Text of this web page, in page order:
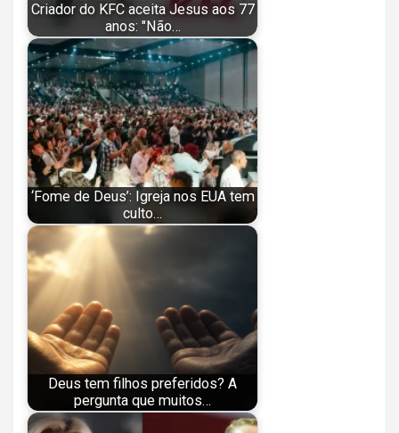
Criador do KFC aceita Jesus aos 77
anos: "Não…
‘Fome de Deus’: Igreja nos EUA tem
culto…
Deus tem filhos preferidos? A
pergunta que muitos…